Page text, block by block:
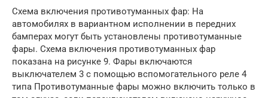
Схема включения противотуманных фар: На
автомобилях в вариантном исполнении в передних
бамперах могут быть установлены противотуманные
фары. Схема включения противотуманных фар
показана на рисунке 9. Фары включаются
выключателем 3 с помощью вспомогательного реле 4
типа Противотуманные фары можно включить только в